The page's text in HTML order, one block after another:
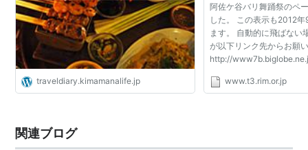
traveldiary.kimamanalife.jp
阿佐ケ谷バリ舞踊祭のペ
した。 この表示も2012
ます。 自動的に飛ばない
が以下リンク先からお願
http://
www.t3.rim.or.jp
関連ブログ